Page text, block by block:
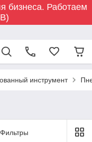
бизнеса. Работаем
инструмент
Фильтры